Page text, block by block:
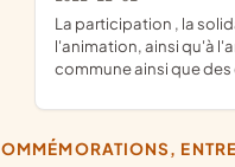
la participation , la solidarité et la responsabilité des habitants Promouvoir un environnement qui lui soit favorable et contribue à
l'animation, ainsi qu'à
commune ainsi que
COMMÉMORATIONS,